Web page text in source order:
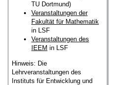
TU Dortmund)
Veranstaltungen der
Fakultät für Mathematik
in LSF
Veranstaltungen des
IEEM in LSF
Hinweis: Die
Lehrveranstaltungen des
Instituts für Entwicklung und